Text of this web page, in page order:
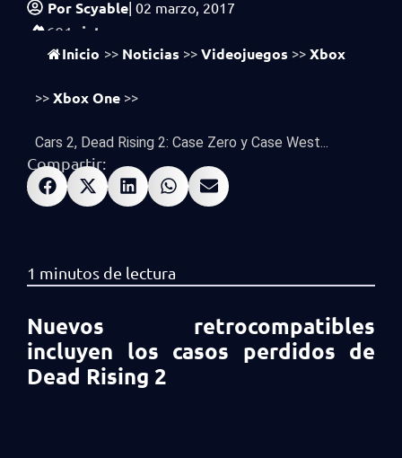
PorScyable| 02 marzo, 2017
601 vistas
Inicio >> Noticias >> Videojuegos >> Xbox
>> Xbox One >>
Cars 2, Dead Rising 2: Case Zero y Case West...
Compartir:
Nuevos retrocompatibles
incluyen los casos perdidos de
Dead Rising 2